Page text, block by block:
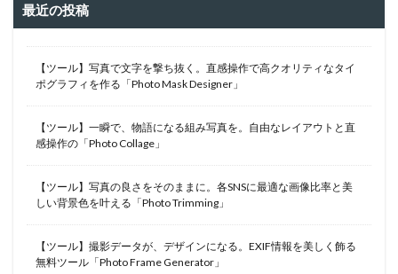
最近の投稿
【ツール】写真で文字を撃ち抜く。直感操作で高クオリティなタイ
ポグラフィを作る「Photo Mask Designer」
【ツール】一瞬で、物語になる組み写真を。自由なレイアウトと直
感操作の「Photo Collage」
【ツール】写真の良さをそのままに。各SNSに最適な画像比率と美
しい背景色を叶える「Photo Trimming」
【ツール】撮影データが、デザインになる。EXIF情報を美しく飾る
無料ツール「Photo Frame Generator」